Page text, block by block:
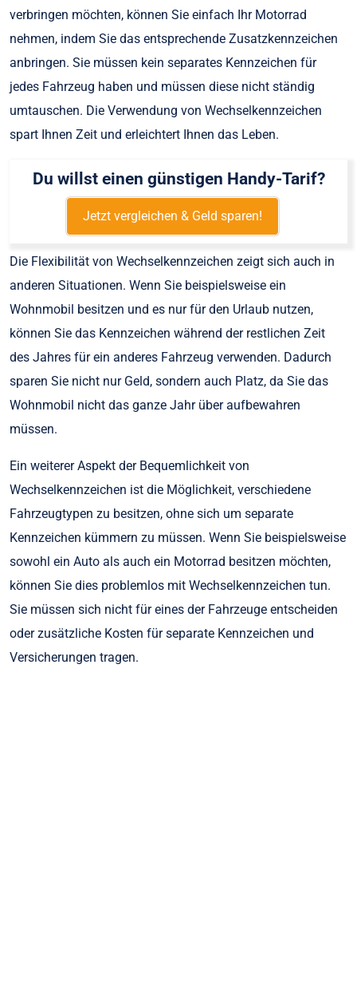
verbringen möchten, können Sie einfach Ihr Motorrad
nehmen, indem Sie das entsprechende Zusatzkennzeichen
anbringen. Sie müssen kein separates Kennzeichen für
jedes Fahrzeug haben und müssen diese nicht ständig
umtauschen. Die Verwendung von Wechselkennzeichen
spart Ihnen Zeit und erleichtert Ihnen das Leben.
Du willst einen günstigen Handy-Tarif?
Jetzt vergleichen & Geld sparen!
Die Flexibilität von Wechselkennzeichen zeigt sich auch in
anderen Situationen. Wenn Sie beispielsweise ein
Wohnmobil besitzen und es nur für den Urlaub nutzen,
können Sie das Kennzeichen während der restlichen Zeit
des Jahres für ein anderes Fahrzeug verwenden. Dadurch
sparen Sie nicht nur Geld, sondern auch Platz, da Sie das
Wohnmobil nicht das ganze Jahr über aufbewahren
müssen.
Ein weiterer Aspekt der Bequemlichkeit von
Wechselkennzeichen ist die Möglichkeit, verschiedene
Fahrzeugtypen zu besitzen, ohne sich um separate
Kennzeichen kümmern zu müssen. Wenn Sie beispielsweise
sowohl ein Auto als auch ein Motorrad besitzen möchten,
können Sie dies problemlos mit Wechselkennzeichen tun.
Sie müssen sich nicht für eines der Fahrzeuge entscheiden
oder zusätzliche Kosten für separate Kennzeichen und
Versicherungen tragen.